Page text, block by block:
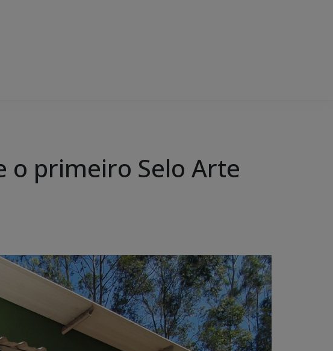
o primeiro Selo Arte